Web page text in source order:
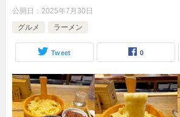
公開日： 2025年7月30日
グルメ
ラーメン
Tweet 0